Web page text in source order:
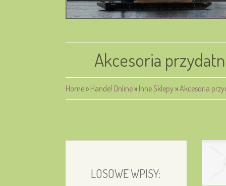
Akcesoria
Home» Handel Online» Inne Sklepy»Akcesoria
LOSOWE WPISY: